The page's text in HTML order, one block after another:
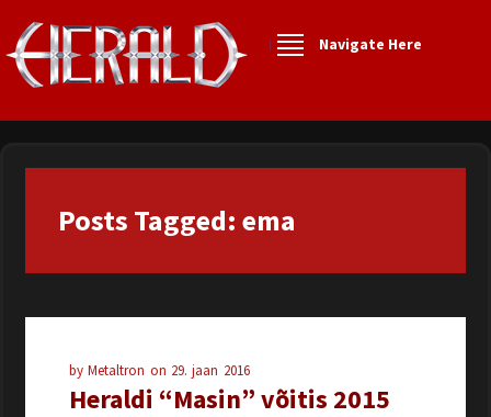
Navigate Here
Posts Tagged: ema
byMetaltron on 29. jaan 2016
Heraldi “Masin” võitis 2015